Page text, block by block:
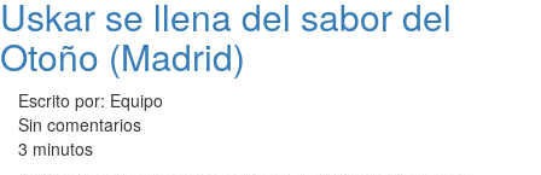
Uskar se llena del sabor del
Otoño (Madrid)
Escrito por: Equipo
Sin comentarios
3 minutos